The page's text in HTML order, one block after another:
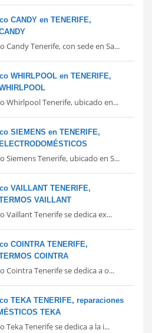
CANDY en TENERIFE,
Candy Tenerife, con sede en Sa...
WHIRLPOOL en TENERIFE,
Whirlpool Tenerife, ubicado en...
SIEMENS en TENERIFE,
Siemens Tenerife, ubicado en S...
VAILLANT TENERIFE,
VAILLANT
Vaillant Tenerife se dedica ex...
COINTRA TENERIFE,
COINTRA
Cointra Tenerife se dedica a o...
TEKA TENERIFE, reparaciones
TEKA
Teka Tenerife se dedica a la i...